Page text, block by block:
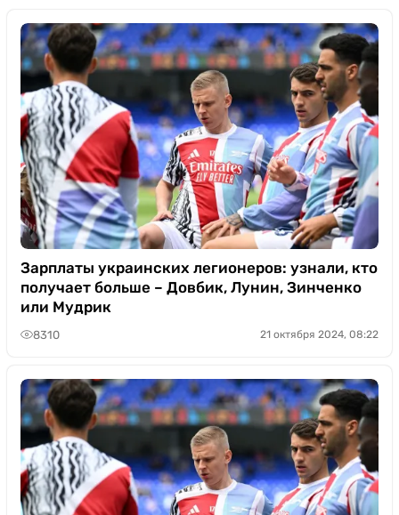
Зарплаты украинских легионеров: узнали, кто
получает больше – Довбик, Лунин, Зинченко
или Мудрик
8310 21 октября 2024, 08:22